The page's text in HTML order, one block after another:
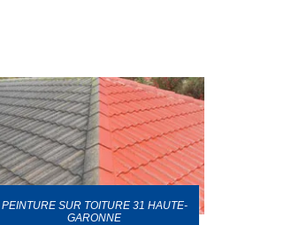
PEINTURE SUR TOITURE 31 HAUTE-
GARONNE